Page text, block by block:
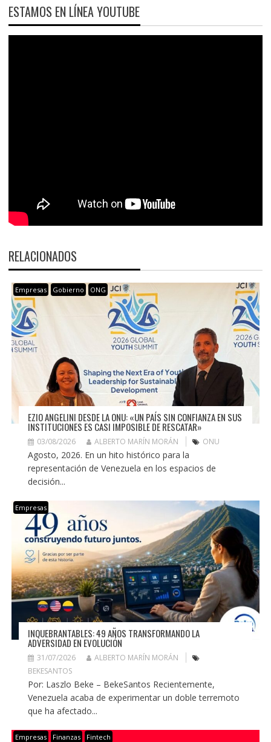
ESTAMOS EN LÍNEA YOUTUBE
RELACIONADOS
Empresas Gobierno ONG
EZIO ANGELINI DESDE LA ONU: «UN PAÍS SIN CONFIANZA EN SUS
INSTITUCIONES ES CASI IMPOSIBLE DE RESCATAR»
03/08/2026 ALBERTO MARÍN MORÁN ONU
Agosto, 2026. En un hito histórico para la
representación de Venezuela en los espacios de
decisión...
Empresas
INQUEBRANTABLES: 49 AÑOS TRANSFORMANDO LA
ADVERSIDAD EN EVOLUCIÓN
31/07/2026
ALBERTO MARÍN MORÁN
BEKESANTOS
Por: Laszlo Beke – BekeSantos Recientemente,
Venezuela acaba de experimentar un doble terremoto
que ha afectado...
Empresas Finanzas Fintech